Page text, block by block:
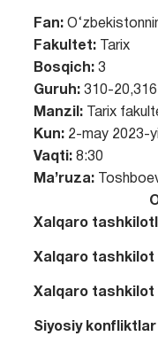
Fan:
Fakultet:Tarix
Bosqich:3
Guruh:310-
Manzil:Tarix
Kun: 2-may 2023-yil
Vaqti:8:30
Ma’ruza:
Xalqaro
Xalqaro tashkilot
Xalqaro tashkilot
Siyosiy